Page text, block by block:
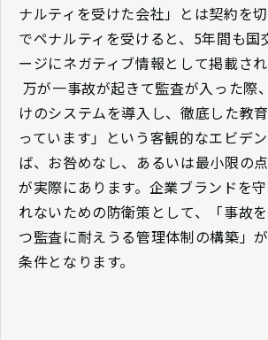
ナルティを受けた会社」とは契約を
でペナルティを受けると、5年間も国
ージにネガティブ情報として掲載され
万が一事故が起きて監査が入った際
けのシステムを導入し、徹底した教
っています」という客観的なエビデ
ば、お咎めなし、あるいは最小限の
が実際にあります。企業ブランドを
れないための防衛策として、「事故
つ監査に耐えうる管理体制の構築」
条件となります。